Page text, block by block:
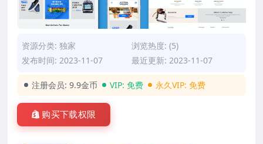
资源分类: 独家
浏览热度: (5)
发布时间: 2023-11-07
最近更新: 2023-11-07
注册会员: 9.9金币 VIP: 免费 永久VIP: 免费
购买下载权限